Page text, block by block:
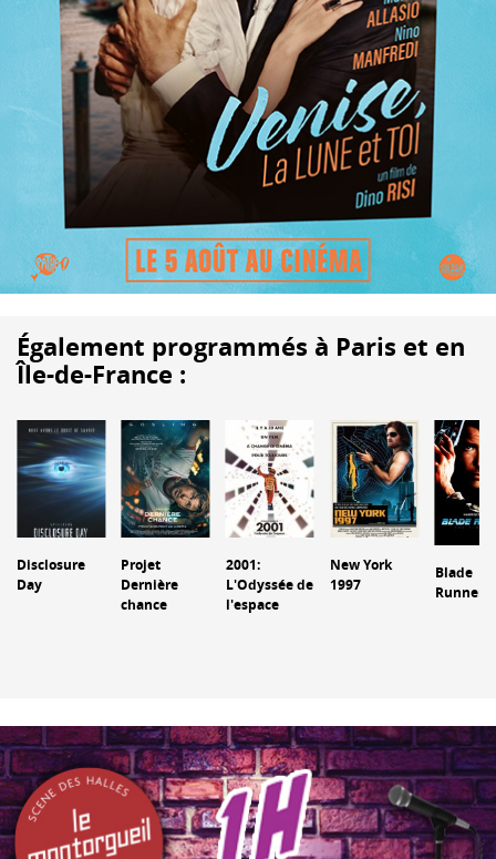
Également programmés à Paris et en
Île-de-France :
Disclosure
Day
Projet
Dernière
chance
2001:
L'Odyssée de
l'espace
New York
1997
Blade
Runner